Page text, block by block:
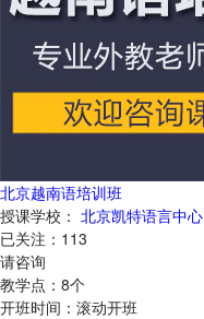
北京越南语培训班
授课学校： 北京凯特语言中心
已关注： 113
请咨询
教学点： 8个
开班时间： 滚动开班